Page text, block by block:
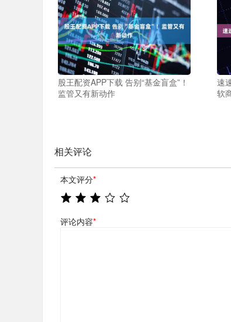
股王配资APP下载 告别“基金盲盒”！
监管又有新动作
速
软
相关评论
本文评分*
评论内容*